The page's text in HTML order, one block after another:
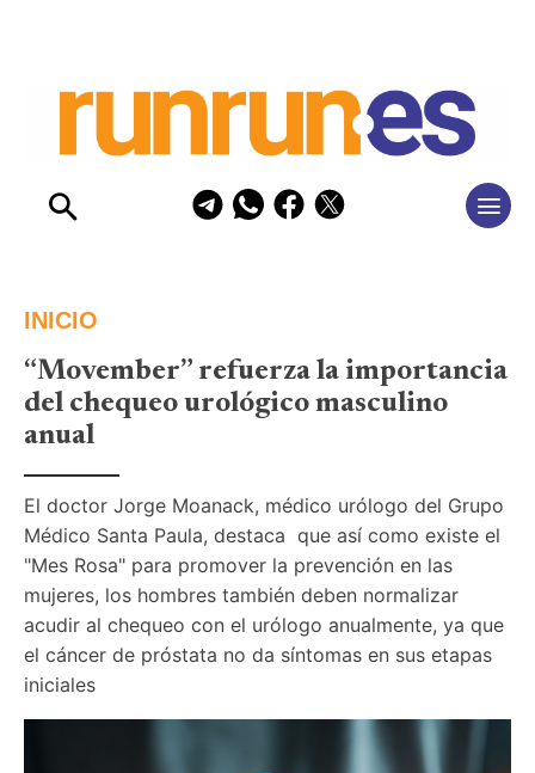
INICIO
“Movember” refuerza la importancia
del chequeo urológico masculino
anual
El doctor Jorge Moanack, médico urólogo del Grupo
Médico Santa Paula, destaca  que así como existe el
"Mes Rosa" para promover la prevención en las
mujeres, los hombres también deben normalizar
acudir al chequeo con el urólogo anualmente, ya que
el cáncer de próstata no da síntomas en sus etapas
iniciales